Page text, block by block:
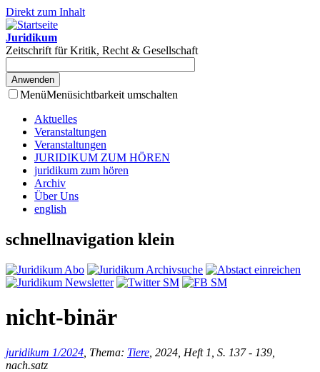
Direkt zum Inhalt
Juridikum
Zeitschrift für Kritik, Recht & Gesellschaft
MenüMenüsichtbarkeit umschalten
Aktuelles
Veranstaltungen
Veranstaltungen
JURIDIKUM ZUM HÖREN
juridikum zum hören
Archiv
Über Uns
english
schnellnavigation klein
nicht-binär
juridikum 1/2024 , Thema: Tiere , 2024, Heft 1, S. 137 - 139,
nach.satz